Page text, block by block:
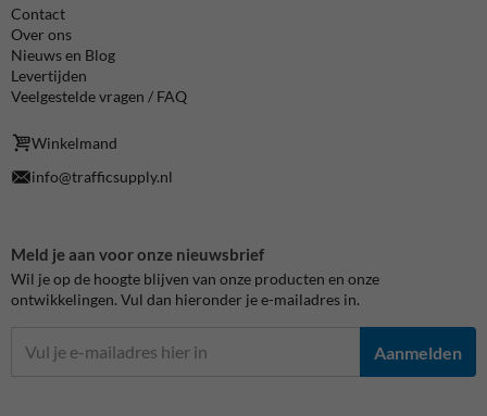
Contact
Over ons
Nieuws en Blog
Levertijden
Veelgestelde vragen / FAQ
Winkelmand
info@trafficsupply.nl
Meld je aan voor onze nieuwsbrief
Wil je op de hoogte blijven van onze producten en onze
ontwikkelingen. Vul dan hieronder je e-mailadres in.
Aanmelden